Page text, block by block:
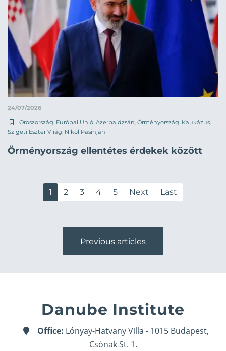
24/07/2026
Oroszország, Európai Unió, Azerbajdzsán, Örményország, Kaukázus,
Szigeti Eszter Virág, Nikol Pasinján
Örményország ellentétes érdekek között
1 2 3 4 5 Next Last
Previous articles
Danube Institute
Office: Lónyay-Hatvany Villa - 1015 Budapest,
Csónak St. 1.